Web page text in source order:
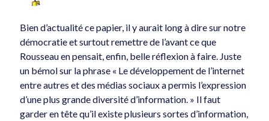
Bien d’actualité ce papier, il y aurait long à dire sur notre
démocratie et surtout remettre de l’avant ce que
Rousseau en pensait, enfin, belle réflexion à faire. Juste
un bémol sur la phrase « Le développement de l’internet
entre autres et des médias sociaux a permis l’expression
d’une plus grande diversité d’information. » Il faut
garder en tête qu’il existe plusieurs sortes d’information,